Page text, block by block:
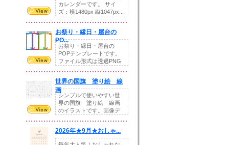
カレンダーです。 サイ
ズ：横1480px 縦1047px...
お祭り・縁日・屋台の
PO...
お祭り・縁日・屋台の
POPテンプレートです。
ファイル形式は透過PNG
世界の国旗 塗り絵 線
画
シンプルで使いやすい世
界の国旗 塗り絵 線画
のイラストです。画像デ
2026年★9月★おしゃ...